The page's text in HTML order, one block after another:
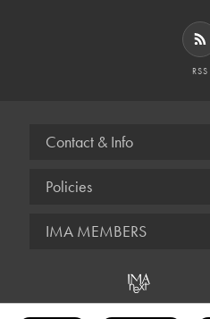
RSS
Contact & Info
Policies
IMA MEMBERS